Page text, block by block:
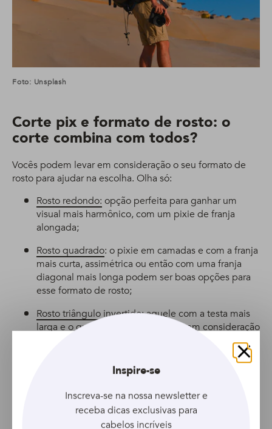
Foto: Unsplash
Corte pix e formato de rosto: o
corte combina com todos?
Vocês podem levar em consideração o seu formato de
rosto para ajudar na escolha. Olha só:
Rosto redondo: opção perfeita para ganhar um
visual mais harmônico, com um pixie de franja
alongada;
Rosto quadrado: o pixie em camadas e com a franja
mais curta, assimétrica ou então com uma franja
diagonal mais longa podem ser boas opções para
esse formato de rosto;
Rosto triângulo invertido: aquele com a testa mais
larga e o queixo fino, podem levar em consideração
um pixie cut com a franja mais encorpada, na altura
da sobrancelha ou então uma franja mais longa na
Fechar
Inspire-se
Inscreva-se na nossa newsletter e
receba dicas exclusivas para
cabelos incríveis